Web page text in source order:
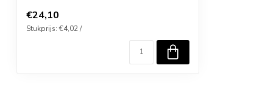
€24,10
Stukprijs: €4,02 /